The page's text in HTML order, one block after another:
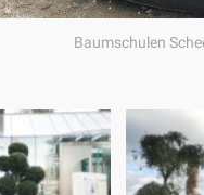
Baumschulen